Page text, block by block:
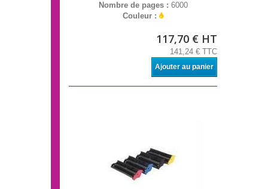
Nombre de pages : 6000
Couleur :
117,70 € HT
141,24 € TTC
Ajouter au panier